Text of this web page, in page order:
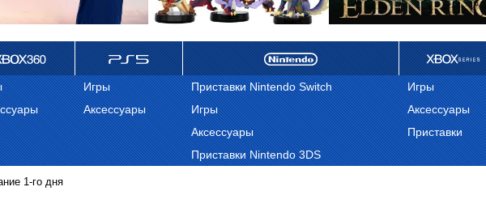
360 ps 5
Игры
Аксессуары
Nintendo
Приставки Nintendo Switch
Игры
Аксессуары
Приставки Nintendo 3DS
Ретро
Игры
Аксессуары
Приставки
1-го дня